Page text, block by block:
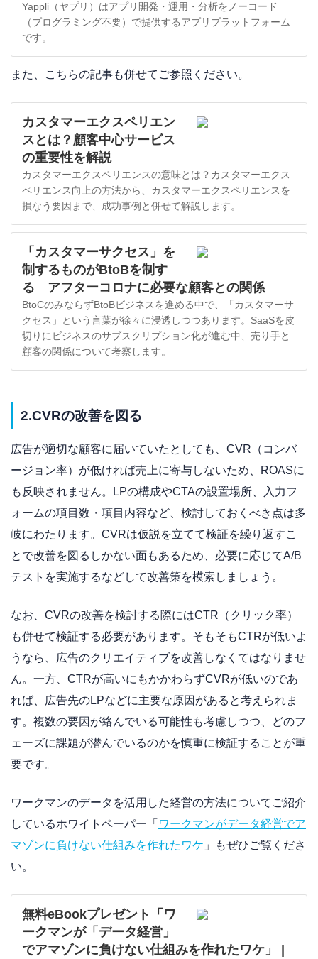
Yappli（ヤプリ）はアプリ開発・運用・分析をノーコード
（プログラミング不要）で提供するアプリプラットフォーム
です。
また、こちらの記事も併せてご参照ください。
カスタマーエクスペリエン
スとは？顧客中心サービス
の重要性を解説
カスタマーエクスペリエンスの意味とは？カスタマーエクス
ペリエンス向上の方法から、カスタマーエクスペリエンスを
損なう要因まで、成功事例と併せて解説します。
「カスタマーサクセス」を
制するものがBtoBを制す
る アフターコロナに必要な顧客との関係
BtoCのみならずBtoBビジネスを進める中で、「カスタマーサ
クセス」という言葉が徐々に浸透しつつあります。SaaSを皮
切りにビジネスのサブスクリプション化が進む中、売り手と
顧客の関係について考察します。
2.CVRの改善を図る
広告が適切な顧客に届いていたとしても、CVR（コンバ
ージョン率）が低ければ売上に寄与しないため、ROASに
も反映されません。LPの構成やCTAの設置場所、入力フ
ォームの項目数・項目内容など、検討しておくべき点は多
岐にわたります。CVRは仮説を立てて検証を繰り返すこ
とで改善を図るしかない面もあるため、必要に応じてA/B
テストを実施するなどして改善策を模索しましょう。
なお、CVRの改善を検討する際にはCTR（クリック率）
も併せて検証する必要があります。そもそもCTRが低いよ
うなら、広告のクリエイティブを改善しなくてはなりませ
ん。一方、CTRが高いにもかかわらずCVRが低いのであ
れば、広告先のLPなどに主要な原因があると考えられま
す。複数の要因が絡んでいる可能性も考慮しつつ、どのフ
ェーズに課題が潜んでいるのかを慎重に検証することが重
要です。
ワークマンのデータを活用した経営の方法についてご紹介
しているホワイトペーパー「 ワークマンがデータ経営でア
マゾンに負けない仕組みを作れたワケ 」もぜひご覧くださ
い。
無料eBookプレゼント「ワ
ークマンが「データ経営」
でアマゾンに負けない仕組みを作れたワケ」 |